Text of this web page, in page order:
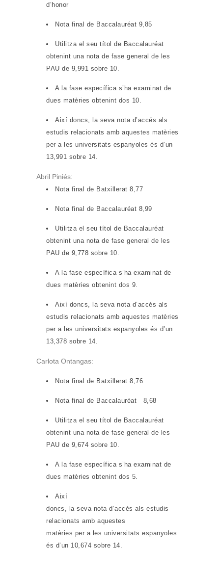
d’honor
Nota final de Baccalauréat 9,85
Utilitza el seu títol de Baccalauréat
obtenint una nota de fase general de les
PAU de 9,991 sobre 10.
A la fase específica s’ha examinat de
dues matèries obtenint dos 10.
Així doncs, la seva nota d’accés als
estudis relacionats amb aquestes matèries
per a les universitats espanyoles és d’un
13,991 sobre 14.
Abril Piniés:
Nota final de Batxillerat 8,77
Nota final de Baccalauréat 8,99
Utilitza el seu títol de Baccalauréat
obtenint una nota de fase general de les
PAU de 9,778 sobre 10.
A la fase específica s’ha examinat de
dues matèries obtenint dos 9.
Així doncs, la seva nota d’accés als
estudis relacionats amb aquestes matèries
per a les universitats espanyoles és d’un
13,378 sobre 14.
Carlota Ontangas:
Nota final de Batxillerat 8,76
Nota final de Baccalauréat 8,68
Utilitza el seu títol de Baccalauréat
obtenint una nota de fase general de les
PAU de 9,674 sobre 10.
A la fase específica s’ha examinat de
dues matèries obtenint dos 5.
Així
doncs, la seva nota d’accés als estudis
relacionats amb aquestes
matèries per a les universitats espanyoles
és d’un 10,674 sobre 14.